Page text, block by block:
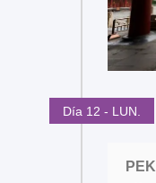
Día 12 - LUN.